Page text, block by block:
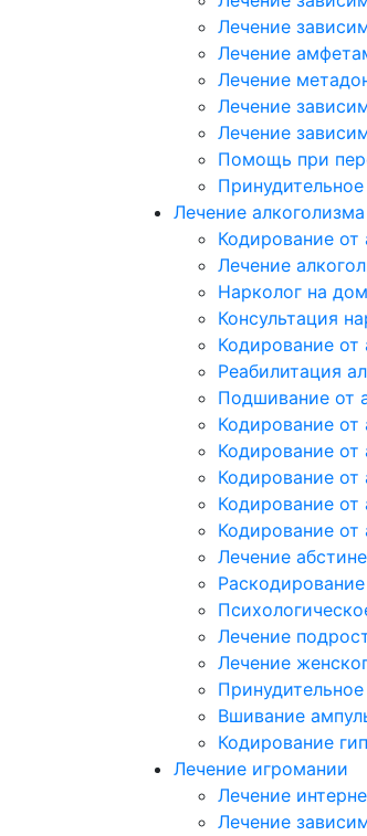
Лечение
Лечение
Лечение
Лечение
Лечение
Помощь при
Лечение алкоголизма
Кодирование от
Лечение
Нарколог на дом
Консультация
Кодирование от
Реабилитация
Подшивание от
Кодирование от
Кодирование от
Кодирование от
Кодирование от
Кодирование
Лечение
Лечение
Лечение
Вшивание
Кодирование
Лечение игромании
Лечение
Лечение